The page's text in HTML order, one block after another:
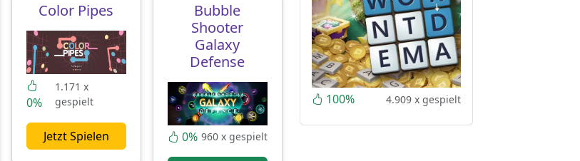
Color Pipes
0%
1.171 x
gespielt
Jetzt Spielen
Bubble
Shooter
Galaxy
Defense
0% 960 x gespielt
100% 4.909 x gespielt